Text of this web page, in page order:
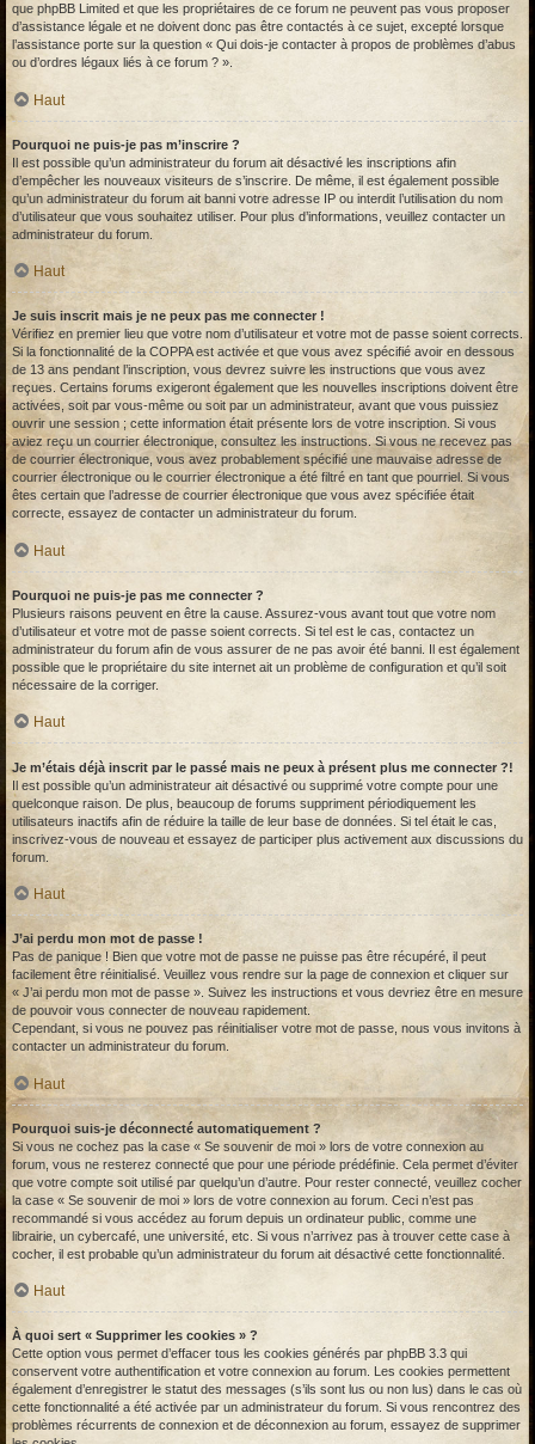
que phpBB Limited et que les propriétaires de ce forum ne peuvent pas vous proposer
d’assistance légale et ne doivent donc pas être contactés à ce sujet, excepté lorsque
l’assistance porte sur la question « Qui dois-je contacter à propos de problèmes d’abus
ou d’ordres légaux liés à ce forum ? ».
Haut
Pourquoi ne puis-je pas m’inscrire ?
Il est possible qu’un administrateur du forum ait désactivé les inscriptions afin
d’empêcher les nouveaux visiteurs de s’inscrire. De même, il est également possible
qu’un administrateur du forum ait banni votre adresse IP ou interdit l’utilisation du nom
d’utilisateur que vous souhaitez utiliser. Pour plus d’informations, veuillez contacter un
administrateur du forum.
Haut
Je suis inscrit mais je ne peux pas me connecter !
Vérifiez en premier lieu que votre nom d’utilisateur et votre mot de passe soient corrects.
Si la fonctionnalité de la COPPA est activée et que vous avez spécifié avoir en dessous
de 13 ans pendant l’inscription, vous devrez suivre les instructions que vous avez
reçues. Certains forums exigeront également que les nouvelles inscriptions doivent être
activées, soit par vous-même ou soit par un administrateur, avant que vous puissiez
ouvrir une session ; cette information était présente lors de votre inscription. Si vous
aviez reçu un courrier électronique, consultez les instructions. Si vous ne recevez pas
de courrier électronique, vous avez probablement spécifié une mauvaise adresse de
courrier électronique ou le courrier électronique a été filtré en tant que pourriel. Si vous
êtes certain que l’adresse de courrier électronique que vous avez spécifiée était
correcte, essayez de contacter un administrateur du forum.
Haut
Pourquoi ne puis-je pas me connecter ?
Plusieurs raisons peuvent en être la cause. Assurez-vous avant tout que votre nom
d’utilisateur et votre mot de passe soient corrects. Si tel est le cas, contactez un
administrateur du forum afin de vous assurer de ne pas avoir été banni. Il est également
possible que le propriétaire du site internet ait un problème de configuration et qu’il soit
nécessaire de la corriger.
Haut
Je m’étais déjà inscrit par le passé mais ne peux à présent plus me connecter ?!
Il est possible qu’un administrateur ait désactivé ou supprimé votre compte pour une
quelconque raison. De plus, beaucoup de forums suppriment périodiquement les
utilisateurs inactifs afin de réduire la taille de leur base de données. Si tel était le cas,
inscrivez-vous de nouveau et essayez de participer plus activement aux discussions du
forum.
Haut
J’ai perdu mon mot de passe !
Pas de panique ! Bien que votre mot de passe ne puisse pas être récupéré, il peut
facilement être réinitialisé. Veuillez vous rendre sur la page de connexion et cliquer sur
« J’ai perdu mon mot de passe ». Suivez les instructions et vous devriez être en mesure
de pouvoir vous connecter de nouveau rapidement.
Cependant, si vous ne pouvez pas réinitialiser votre mot de passe, nous vous invitons à
contacter un administrateur du forum.
Haut
Pourquoi suis-je déconnecté automatiquement ?
Si vous ne cochez pas la case « Se souvenir de moi » lors de votre connexion au
forum, vous ne resterez connecté que pour une période prédéfinie. Cela permet d’éviter
que votre compte soit utilisé par quelqu’un d’autre. Pour rester connecté, veuillez cocher
la case « Se souvenir de moi » lors de votre connexion au forum. Ceci n’est pas
recommandé si vous accédez au forum depuis un ordinateur public, comme une
librairie, un cybercafé, une université, etc. Si vous n’arrivez pas à trouver cette case à
cocher, il est probable qu’un administrateur du forum ait désactivé cette fonctionnalité.
Haut
À quoi sert « Supprimer les cookies » ?
Cette option vous permet d’effacer tous les cookies générés par phpBB 3.3 qui
conservent votre authentification et votre connexion au forum. Les cookies permettent
également d’enregistrer le statut des messages (s’ils sont lus ou non lus) dans le cas où
cette fonctionnalité a été activée par un administrateur du forum. Si vous rencontrez des
problèmes récurrents de connexion et de déconnexion au forum, essayez de supprimer